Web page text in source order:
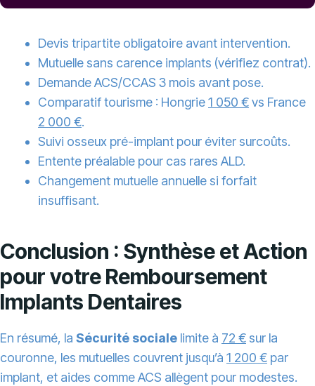
Devis tripartite obligatoire avant intervention.
Mutuelle sans carence implants (vérifiez contrat).
Demande ACS/CCAS 3 mois avant pose.
Comparatif tourisme : Hongrie1 050 €vs France
2 000 €.
Suivi osseux pré-implant pour éviter surcoûts.
Entente préalable pour cas rares ALD.
Changement mutuelle annuelle si forfait
insuffisant.
Conclusion : Synthèse et Action
pour votre Remboursement
Implants Dentaires
En résumé, la Sécurité sociale limite à 72 € sur la
couronne, les mutuelles couvrent jusqu’à 1 200 € par
implant, et aides comme ACS allègent pour modestes.